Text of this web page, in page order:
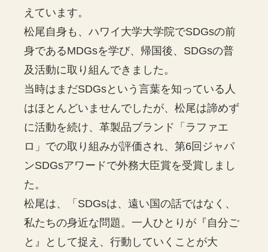
えています。
松尾自身も、ハワイ大学大学院でSDGsの前
身であるMDGsを学び、帰国後、SDGsの普
及活動に取り組んできました。
当時はまだSDGsという言葉を知っている人
はほとんどいませんでしたが、松尾は諦めず
に活動を続け、革製品ブランド「ラファエ
ロ」での取り組みが評価され、第6回ジャパ
ンSDGsアワードで外務大臣賞を受賞しまし
た。
松尾は、「SDGsは、遠い国の話ではなく、
私たちの身近な問題。一人ひとりが『自分ご
と』として捉え、行動していくことが大